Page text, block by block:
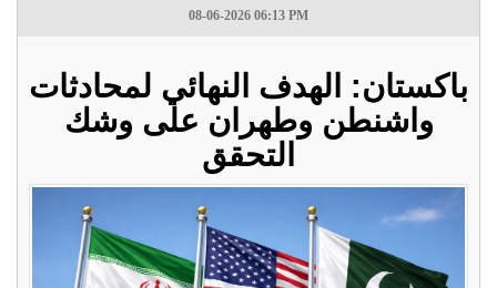
08-06-2026 06:13 PM
باكستان: الهدف النهائي لمحادثات
واشنطن وطهران على وشك
التحقق